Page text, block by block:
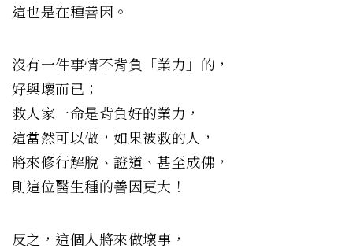
這也是在種善因。
沒有一件事情不背負「業力」的，
好與壞而已；
救人家一命是背負好的業力，
這當然可以做，如果被救的人，
將來修行解脫、證道、甚至成佛，
則這位醫生種的善因更大！
反之，這個人將來做壞事，